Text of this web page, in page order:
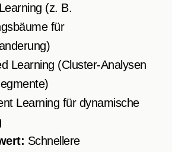
(z. B.
für
Learning (Cluster-Analysen
Learning für dynamische
Schnellere